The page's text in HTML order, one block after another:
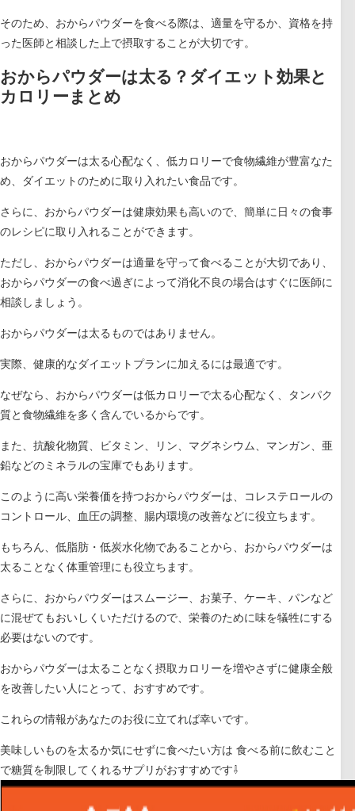
そのため、おからパウダーを食べる際は、適量を守るか、資格を持
った医師と相談した上で摂取することが大切です。
おからパウダーは太る？ダイエット効果と
カロリーまとめ
おからパウダーは太る心配なく、低カロリーで食物繊維が豊富なた
め、ダイエットのために取り入れたい食品です。
さらに、おからパウダーは健康効果も高いので、簡単に日々の食事
のレシピに取り入れることができます。
ただし、おからパウダーは適量を守って食べることが大切であり、
おからパウダーの食べ過ぎによって消化不良の場合はすぐに医師に
相談しましょう。
おからパウダーは太るものではありません。
実際、健康的なダイエットプランに加えるには最適です。
なぜなら、 おからパウダーは低カロリーで太る心配なく、タンパク
質と食物繊維を多く含んでいるからです。
また、抗酸化物質、ビタミン、リン、マグネシウム、マンガン、亜
鉛などのミネラルの宝庫でもあります。
このように高い栄養価を持つおからパウダーは、コレステロールの
コントロール、血圧の調整、腸内環境の改善などに役立ちます。
もちろん、低脂肪・低炭水化物であることから、おからパウダーは
太ることなく体重管理にも役立ちます。
さらに、おからパウダーはスムージー、お菓子、ケーキ、パンなど
に混ぜてもおいしくいただけるので、栄養のために味を犠牲にする
必要はないのです。
おからパウダーは太ることなく摂取カロリーを増やさずに健康全般
を改善したい人にとって、おすすめです。
これらの情報があなたのお役に立てれば幸いです。
美味しいものを太るか気にせずに食べたい方は 食べる前に飲むこと
で糖質を制限してくれるサプリがおすすめです⇩